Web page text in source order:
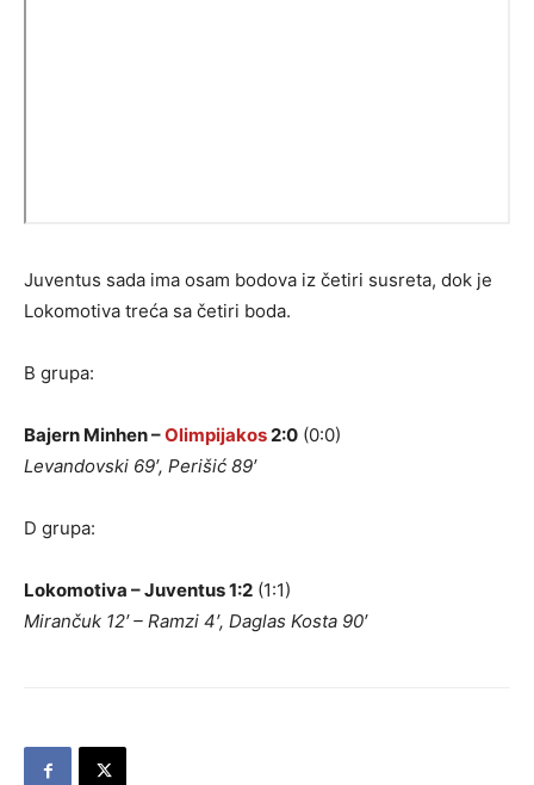
Juventus sada ima osam bodova iz četiri susreta, dok je
Lokomotiva treća sa četiri boda.
B grupa:
Bajern Minhen –Olimpijakos2:0 (0:0)
Levandovski 69′, Perišić 89′
D grupa:
Lokomotiva – Juventus 1:2 (1:1)
Mirančuk 12′ – Ramzi 4′, Daglas Kosta 90′